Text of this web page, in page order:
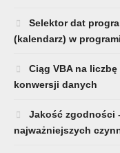
Selektor dat
(kalendarz) w
Ciąg VBA na
konwersji danych
Jakość zgodności
najważniejszych